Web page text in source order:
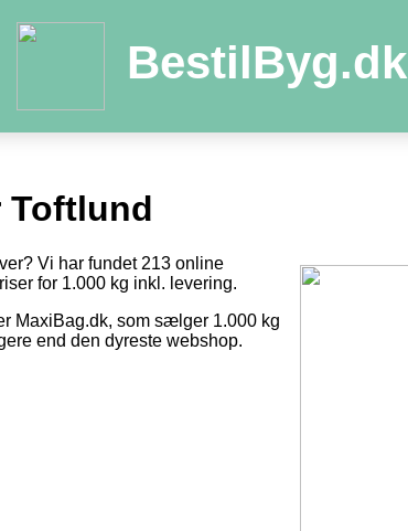
BestilByg.dk
Vi har fundet 213 online
for 1.000 kg inkl. levering.
MaxiBag.dk, som sælger 1.000 kg
end den dyreste webshop.